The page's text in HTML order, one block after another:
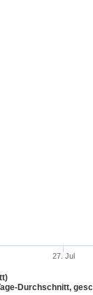
Durchschnitt,
27. Jul